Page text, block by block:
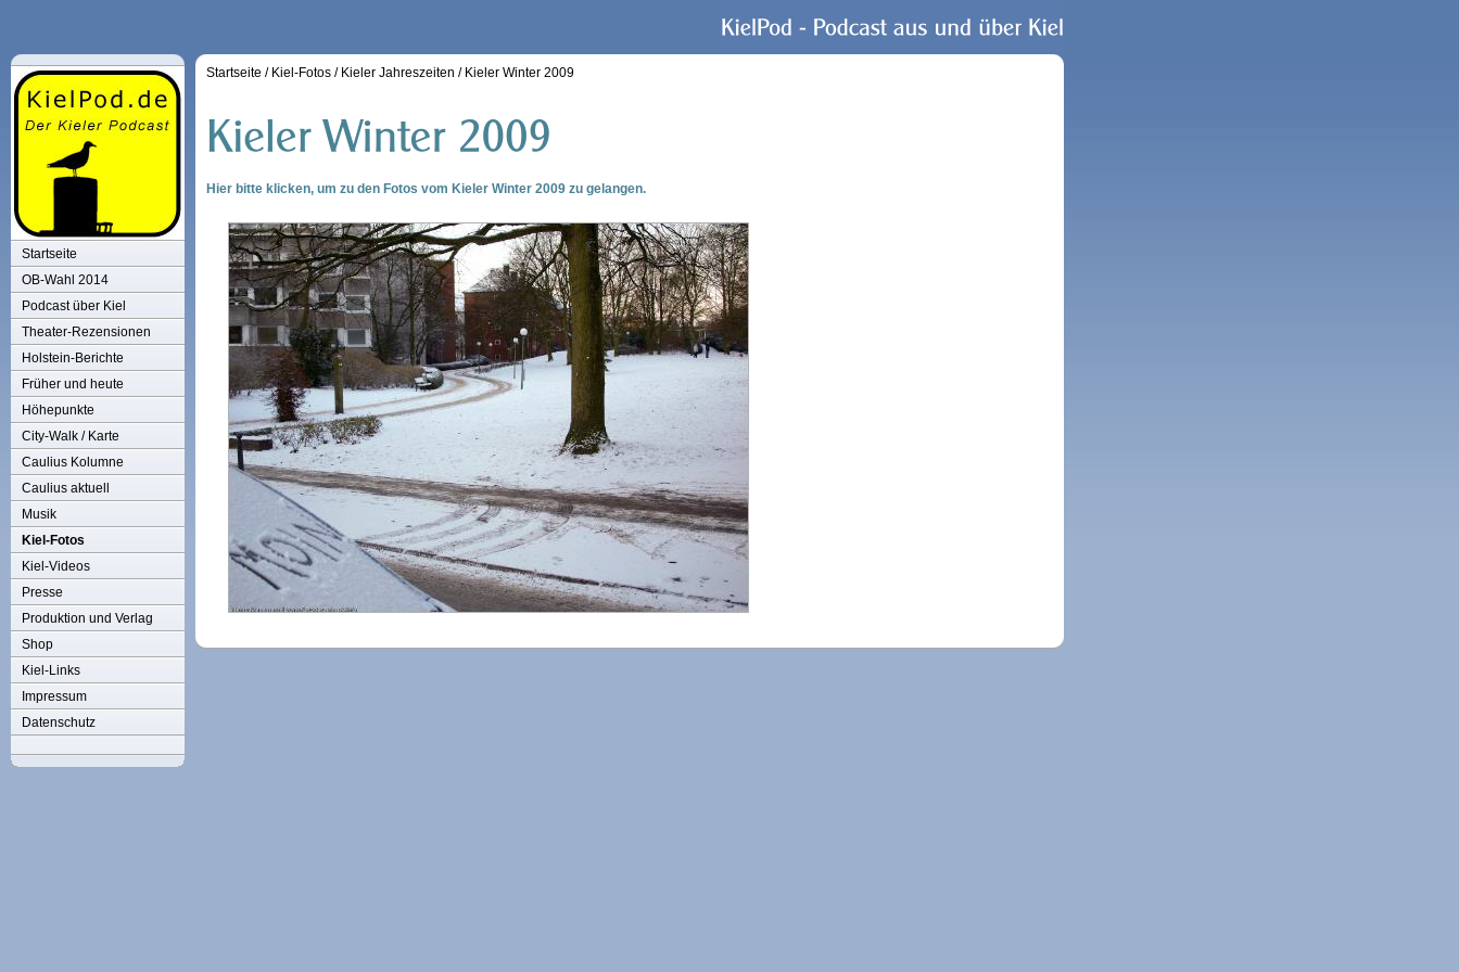
Startseite
OB-Wahl 2014
Podcast über Kiel
Theater-Rezensionen
Holstein-Berichte
Früher und heute
Höhepunkte
City-Walk / Karte
Caulius Kolumne
Caulius aktuell
Musik
Kiel-Fotos
Kiel-Videos
Presse
Produktion und Verlag
Shop
Kiel-Links
Impressum
Datenschutz
Startseite / Kiel-Fotos / Kieler Jahreszeiten / Kieler Winter 2009
Hier bitte klicken, um zu den Fotos vom Kieler Winter 2009 zu gelangen.